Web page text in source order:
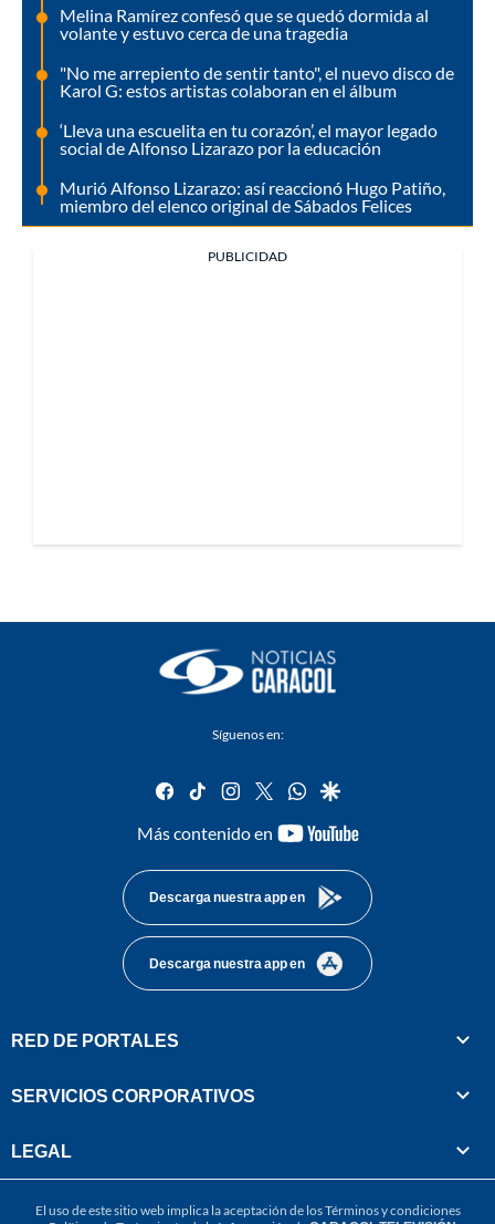
Melina Ramírez confesó que se quedó dormida al
volante y estuvo cerca de una tragedia
"No me arrepiento de sentir tanto", el nuevo disco de
Karol G: estos artistas colaboran en el álbum
‘Lleva una escuelita en tu corazón’, el mayor legado
social de Alfonso Lizarazo por la educación
Murió Alfonso Lizarazo: así reaccionó Hugo Patiño,
miembro del elenco original de Sábados Felices
PUBLICIDAD
Síguenos en:
facebook
tiktok instagram
twitterwhatsapp
google
Más contenido en
youtube-
Descarga nuestra app en
Descarga nuestra app en
RED DE PORTALES
SERVICIOS CORPORATIVOS
LEGAL
El uso de este sitio web implica la aceptación de losTérminos y condiciones